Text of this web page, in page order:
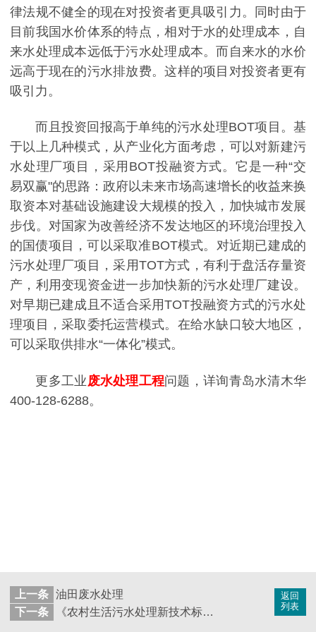
律法规不健全的现在对投资者更具吸引力。同时由于
目前我国水价体系的特点，相对于水的处理成本，自
来水处理成本远低于污水处理成本。而自来水的水价
远高于现在的污水排放费。这样的项目对投资者更有
吸引力。
而且投资回报高于单纯的污水处理BOT项目。基
于以上几种模式，从产业化方面考虑，可以对新建污
水处理厂项目，采用BOT投融资方式。它是一种“交
易双赢"的思路：政府以未来市场高速增长的收益来换
取资本对基础设施建设大规模的投入，加快城市发展
步伐。对国家为改善经济不发达地区的环境治理投入
的国债项目，可以采取准BOT模式。对近期已建成的
污水处理厂项目，采用TOT方式，有利于盘活存量资
产，利用变现资金进一步加快新的污水处理厂建设。
对早期已建成且不适合采用TOT投融资方式的污水处
理项目，采取委托运营模式。在给水缺口较大地区，
可以采取供排水“一体化”模式。
更多工业 废水处理工程问题，详询青岛水清木华
400-128-6288。
返回
列表
上一条 油田废水处理
下一条
《农村生活污水处理新技术标准》将于2019年12月1日施行